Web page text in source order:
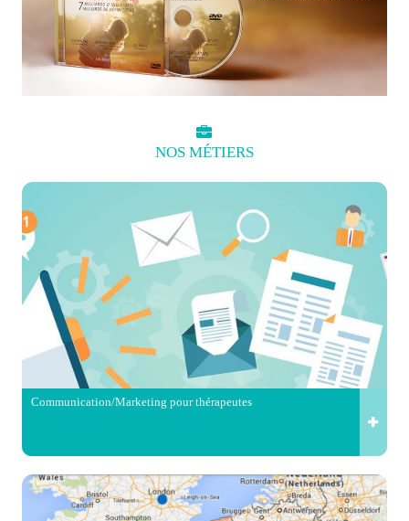
NOS MÉTIERS
Communication/Marketing pour thérapeutes